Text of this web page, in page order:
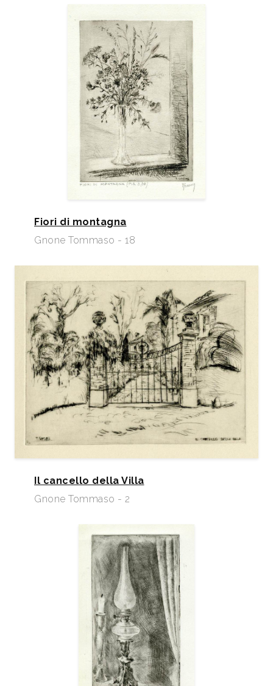
Fiori di montagna
Gnone Tommaso - 18
Il cancello della Villa
Gnone Tommaso - 2